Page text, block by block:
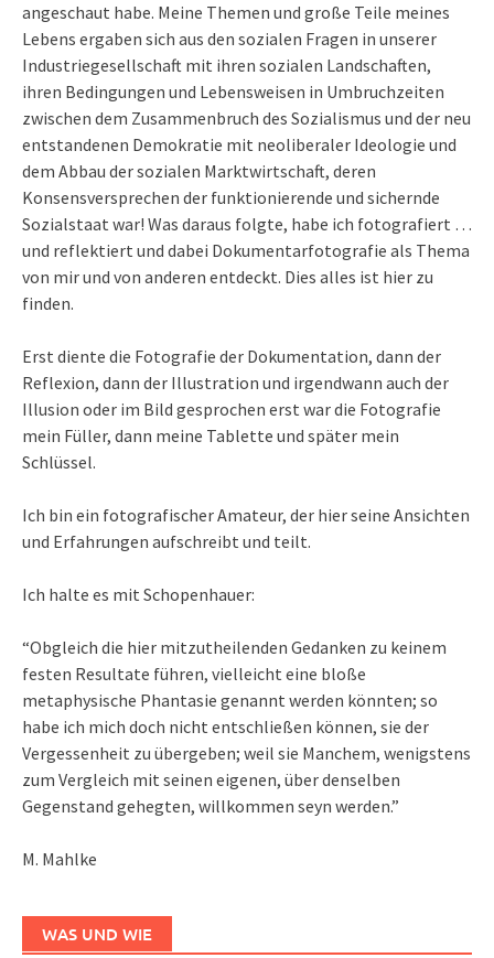
angeschaut habe. Meine Themen und große Teile meines
Lebens ergaben sich aus den sozialen Fragen in unserer
Industriegesellschaft mit ihren sozialen Landschaften,
ihren Bedingungen und Lebensweisen in Umbruchzeiten
zwischen dem Zusammenbruch des Sozialismus und der neu
entstandenen Demokratie mit neoliberaler Ideologie und
dem Abbau der sozialen Marktwirtschaft, deren
Konsensversprechen der funktionierende und sichernde
Sozialstaat war! Was daraus folgte, habe ich fotografiert …
und reflektiert und dabei Dokumentarfotografie als Thema
von mir und von anderen entdeckt. Dies alles ist hier zu
finden.
Erst diente die Fotografie der Dokumentation, dann der
Reflexion, dann der Illustration und irgendwann auch der
Illusion oder im Bild gesprochen erst war die Fotografie
mein Füller, dann meine Tablette und später mein
Schlüssel.
Ich bin ein fotografischer Amateur, der hier seine Ansichten
und Erfahrungen aufschreibt und teilt.
Ich halte es mit Schopenhauer:
“Obgleich die hier mitzutheilenden Gedanken zu keinem
festen Resultate führen, vielleicht eine bloße
metaphysische Phantasie genannt werden könnten; so
habe ich mich doch nicht entschließen können, sie der
Vergessenheit zu übergeben; weil sie Manchem, wenigstens
zum Vergleich mit seinen eigenen, über denselben
Gegenstand gehegten, willkommen seyn werden.”
M. Mahlke
WAS UND WIE